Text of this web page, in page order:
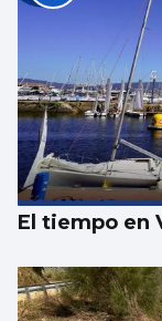
El tiempo en